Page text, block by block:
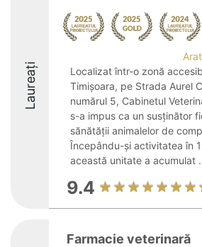
Laureați
Localizat într-o zonă
Timișoara, pe Strada Aurel
numărul 5, Cabinetul
s-a impus ca un susținător
sănătății animalelor de
Începându-și activitatea în
această unitate a acumulat
9.4
Farmacie veterinară